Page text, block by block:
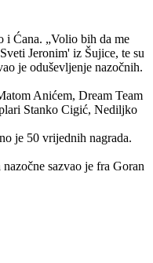
i Ćana. „Volio bih da me
Jeronim' iz Šujice, te su
je oduševljenje nazočnih.
Anićem, Dream Team
Stanko Cigić, Nediljko
je 50 vrijednih nagrada.
sazvao je fra Goran